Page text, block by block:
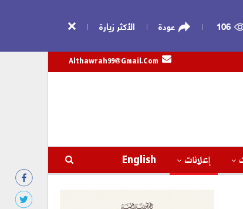
106 عودة الأكثر زيارة